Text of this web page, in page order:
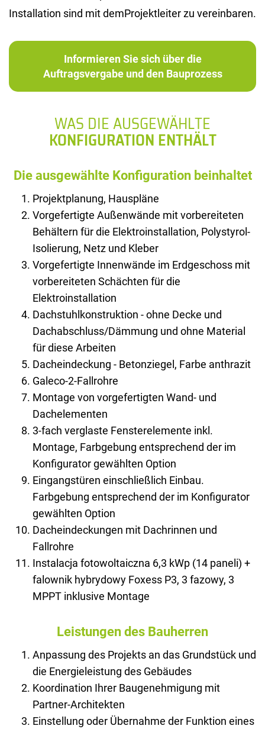
Installation sind mit demProjektleiter zu vereinbaren.
Informieren Sie sich über die
Auftragsvergabe und den Bauprozess
WAS DIE AUSGEWÄHLTE
KONFIGURATION ENTHÄLT
Die ausgewählte Konfiguration beinhaltet
Projektplanung, Hauspläne
Vorgefertigte Außenwände mit vorbereiteten
Behältern für die Elektroinstallation, Polystyrol-
Isolierung, Netz und Kleber
Vorgefertigte Innenwände im Erdgeschoss mit
vorbereiteten Schächten für die
Elektroinstallation
Dachstuhlkonstruktion - ohne Decke und
Dachabschluss/Dämmung und ohne Material
für diese Arbeiten
Dacheindeckung - Betonziegel, Farbe anthrazit
Galeco-2-Fallrohre
Montage von vorgefertigten Wand- und
Dachelementen
3-fach verglaste Fensterelemente inkl.
Montage, Farbgebung entsprechend der im
Konfigurator gewählten Option
Eingangstüren einschließlich Einbau.
Farbgebung entsprechend der im Konfigurator
gewählten Option
Dacheindeckungen mit Dachrinnen und
Fallrohre
Instalacja fotowoltaiczna 6,3 kWp (14 paneli) +
falownik hybrydowy Foxess P3, 3 fazowy, 3
MPPT inklusive Montage
Leistungen des Bauherren
Anpassung des Projekts an das Grundstück und
die Energieleistung des Gebäudes
Koordination Ihrer Baugenehmigung mit
Partner-Architekten
Einstellung oder Übernahme der Funktion eines